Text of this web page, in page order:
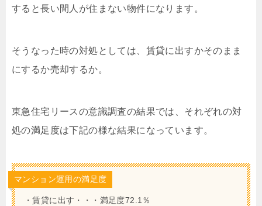
すると長い間人が住まない物件になります。
そうなった時の対処としては、賃貸に出すかそのまま
にするか売却するか。
東急住宅リースの意識調査の結果では、それぞれの対
処の満足度は下記の様な結果になっています。
マンション運用の満足度
・賃貸に出す・・・満足度72.1％